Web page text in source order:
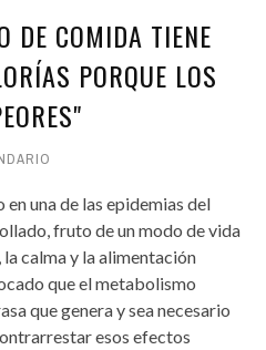
DE COMIDA TIENE
PORQUE LOS
una de las epidemias del
fruto de un modo de vida
calma y la alimentación
que el metabolismo
que genera y sea necesario
esos efectos